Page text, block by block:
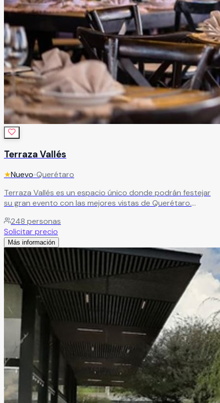
Terraza Vallés
★Nuevo•Querétaro
Terraza Vallés es un espacio único donde podrán festejar
su gran evento con las mejores vistas de Querétaro.
248 personas
Solicitar precio
Más información